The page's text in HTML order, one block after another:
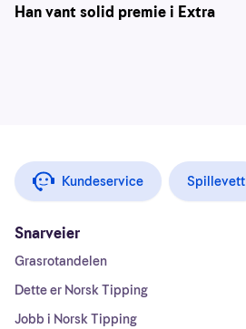
Han vant solid premie i Extra
Kundeservice Spillevett
Snarveier
Grasrotandelen
Dette er Norsk Tipping
Jobb i Norsk Tipping